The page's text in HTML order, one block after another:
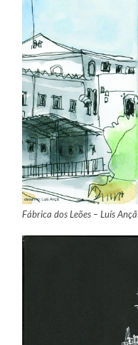
Fábrica dos Leões – Luís Ançã